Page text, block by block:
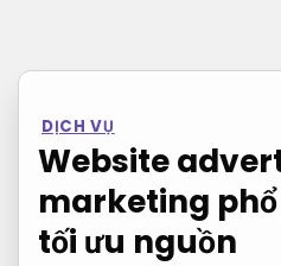
dungDỊCH VỤ
Website
marketing
tối ưu nguồn